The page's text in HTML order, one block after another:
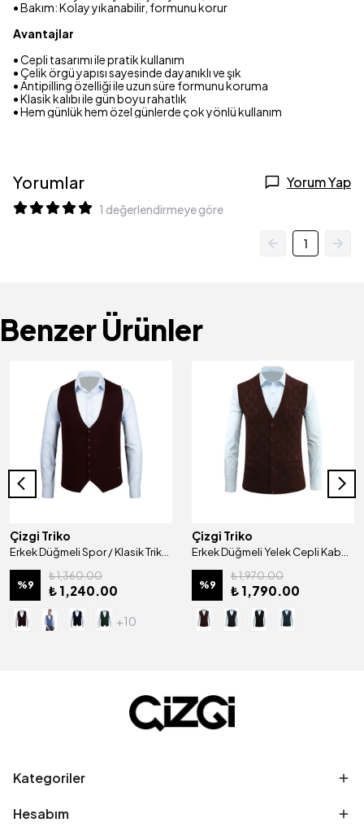
• Bakım: Kolay yıkanabilir, formunu korur
Avantajlar
• Cepli tasarımı ile pratik kullanım
• Çelik örgü yapısı sayesinde dayanıklı ve şık
• Antipilling özelliği ile uzun süre formunu koruma
• Klasik kalıbı ile gün boyu rahatlık
• Hem günlük hem özel günlerde çok yönlü kullanım
Yorumlar Yorum Yap
1 değerlendirmeye göre
1
Benzer Ürünler
Çizgi Triko
Erkek Düğmeli Spor / Klasik Triko Örme Kolsuz Yelek Regular Kalıp - 4430LS
%9
₺ 1,360.00
₺ 1,240.00
+10
Çizgi Triko
Erkek Düğmeli Yelek Cepli Kabarmalı Çelik Örgü Klasik Kalıp - 5215L
%9
₺ 1,970.00
₺ 1,790.00
Kategoriler
Hesabım